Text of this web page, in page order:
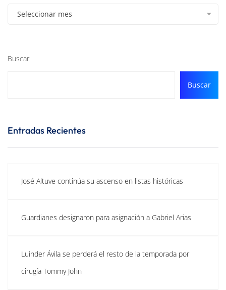
Seleccionar mes
Buscar
Buscar
Entradas Recientes
José Altuve continúa su ascenso en listas históricas
Guardianes designaron para asignación a Gabriel Arias
Luinder Ávila se perderá el resto de la temporada por
cirugía Tommy John